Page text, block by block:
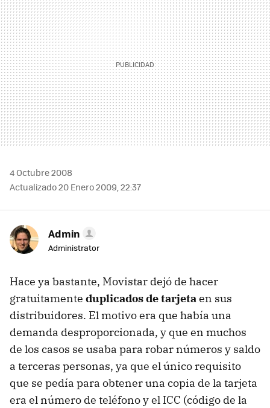
4 Octubre 2008
Actualizado 20 Enero 2009, 22:37
Admin
Administrator
Hace ya bastante, Movistar dejó de hacer
gratuitamente duplicados de tarjetaen sus
distribuidores. El motivo era que había una
demanda desproporcionada, y que en muchos
de los casos se usaba para robar números y saldo
a terceras personas, ya que el único requisito
que se pedía para obtener una copia de la tarjeta
era el número de teléfono y el ICC (código de la